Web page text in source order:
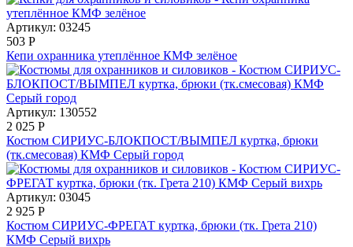
Артикул: 03245
503 Р
Кепи охранника утеплённое КМФ зелёное
Артикул: 130552
2 025 Р
Костюм СИРИУС-БЛОКПОСТ/ВЫМПЕЛ куртка, брюки
(тк.смесовая) КМФ Серый город
Артикул: 03045
2 925 Р
Костюм СИРИУС-ФРЕГАТ куртка, брюки (тк. Грета 210)
КМФ Серый вихрь